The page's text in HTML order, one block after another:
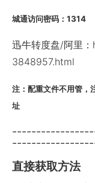
城通访问密码：1314
迅牛转度盘/阿里
3848957.html
注：配重文件不用管，
址
直接获取方法